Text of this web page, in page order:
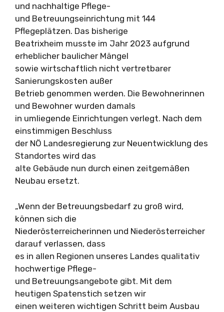
und nachhaltige Pflege-
und Betreuungseinrichtung mit 144
Pflegeplätzen. Das bisherige
Beatrixheim musste im Jahr 2023 aufgrund
erheblicher baulicher Mängel
sowie wirtschaftlich nicht vertretbarer
Sanierungskosten außer
Betrieb genommen werden. Die Bewohnerinnen
und Bewohner wurden damals
in umliegende Einrichtungen verlegt. Nach dem
einstimmigen Beschluss
der NÖ Landesregierung zur Neuentwicklung des
Standortes wird das
alte Gebäude nun durch einen zeitgemäßen
Neubau ersetzt.
„Wenn der Betreuungsbedarf zu groß wird,
können sich die
Niederösterreicherinnen und Niederösterreicher
darauf verlassen, dass
es in allen Regionen unseres Landes qualitativ
hochwertige Pflege-
und Betreuungsangebote gibt. Mit dem
heutigen Spatenstich setzen wir
einen weiteren wichtigen Schritt beim Ausbau